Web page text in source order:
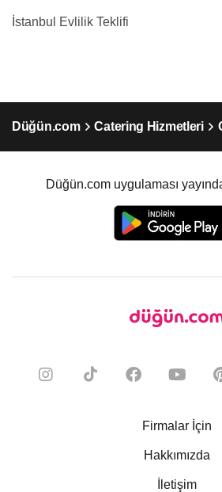
İstanbul Evlilik Teklifi
Düğün.com Catering Hizmetleri
Düğün.com uygulaması
Firmalar İçin
Hakkımızda
İletişim